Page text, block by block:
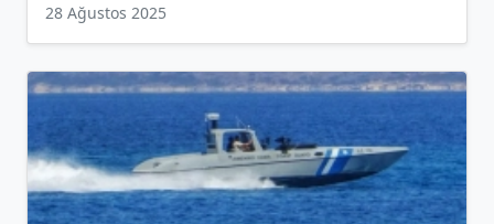
28 Ağustos 2025